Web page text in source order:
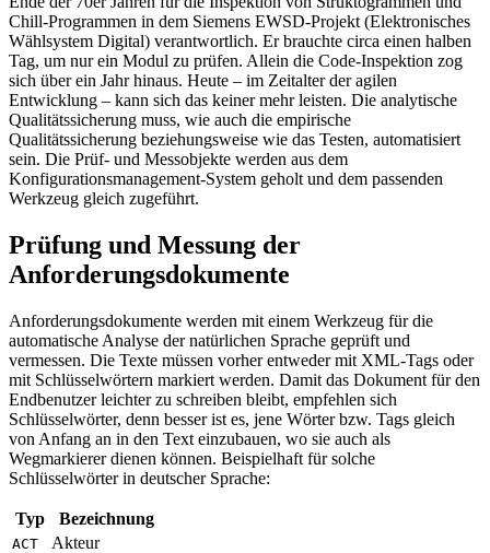
Chill-Programmen in dem Siemens EWSD-Projekt (Elektronisches
Wählsystem Digital) verantwortlich. Er brauchte circa einen halben
Tag, um nur ein Modul zu prüfen. Allein die Code-Inspektion zog
sich über ein Jahr hinaus. Heute – im Zeitalter der agilen
Entwicklung – kann sich das keiner mehr leisten. Die analytische
Qualitätssicherung muss, wie auch die empirische
Qualitätssicherung beziehungsweise wie das Testen, automatisiert
sein. Die Prüf- und Messobjekte werden aus dem
Konfigurationsmanagement-System geholt und dem passenden
Werkzeug gleich zugeführt.
Prüfung und Messung der
Anforderungsdokumente
Anforderungsdokumente werden mit einem Werkzeug für die
automatische Analyse der natürlichen Sprache geprüft und
vermessen. Die Texte müssen vorher entweder mit XML-Tags oder
mit Schlüsselwörtern markiert werden. Damit das Dokument für den
Endbenutzer leichter zu schreiben bleibt, empfehlen sich
Schlüsselwörter, denn besser ist es, jene Wörter bzw. Tags gleich
von Anfang an in den Text einzubauen, wo sie auch als
Wegmarkierer dienen können. Beispielhaft für solche
Schlüsselwörter in deutscher Sprache:
Typ Bezeichnung
ACT Akteur